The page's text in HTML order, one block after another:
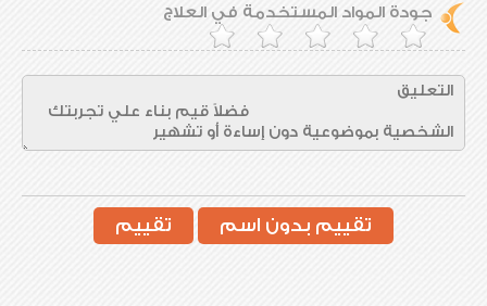
جودة المواد المستخدمة في العلاج
تقييم بدون اسم تقييم